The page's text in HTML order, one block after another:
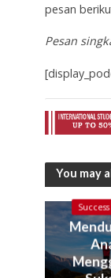
pesan
Pesan
You may